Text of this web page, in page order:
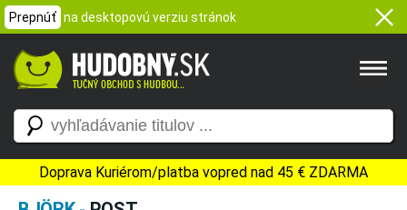
Prepnúť na desktopovú verziu stránok
Doprava Kuriérom/platba vopred nad 45 € ZDARMA